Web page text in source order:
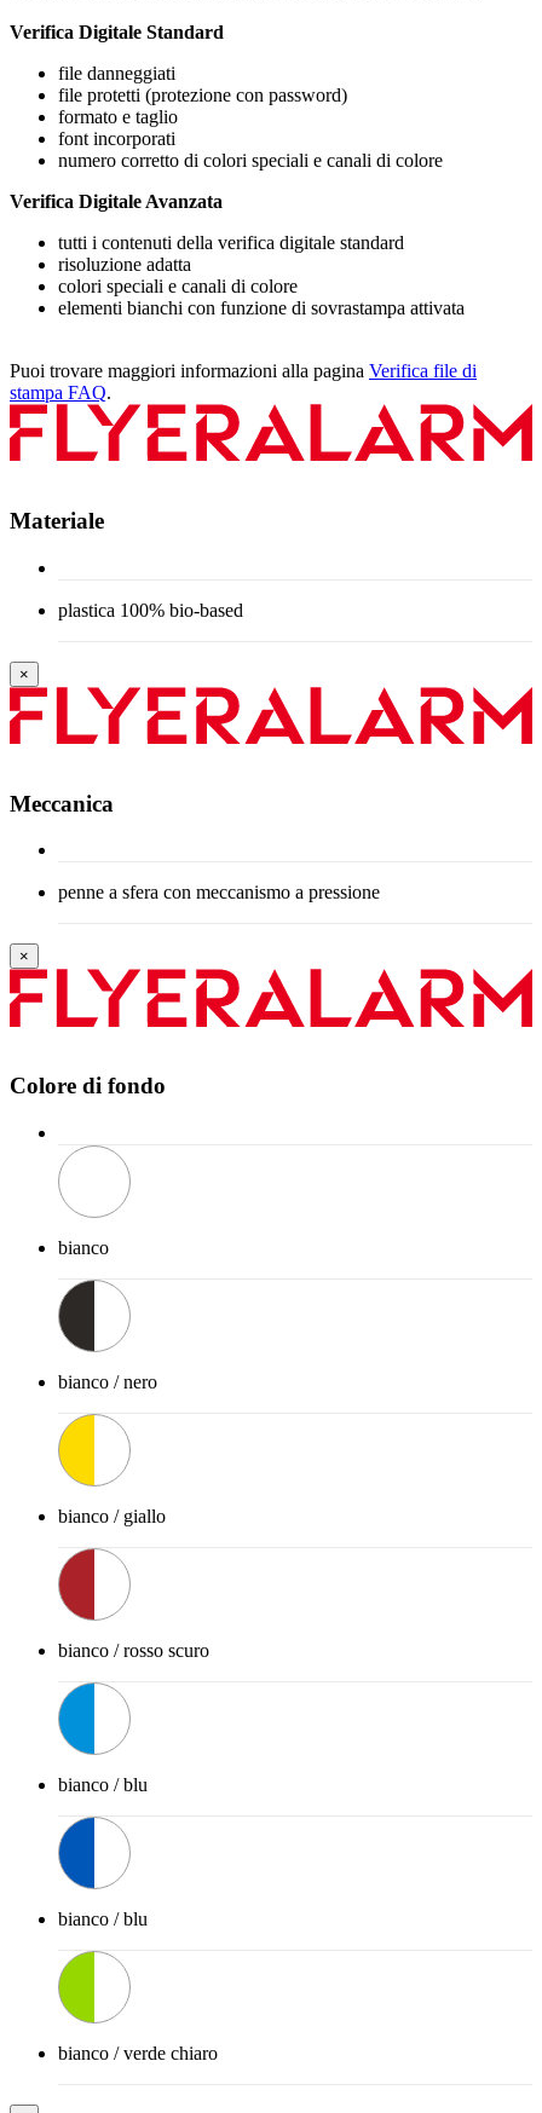
Verifica Digitale Standard
file danneggiati
file protetti (protezione con password)
formato e taglio
font incorporati
numero corretto di colori speciali e canali di colore
Verifica Digitale Avanzata
tutti i contenuti della verifica digitale standard
risoluzione adatta
colori speciali e canali di colore
elementi bianchi con funzione di sovrastampa attivata
Puoi trovare maggiori informazioni alla pagina Verifica file di
stampa FAQ.
Materiale
plastica 100% bio-based
×
Meccanica
penne a sfera con meccanismo a pressione
×
Colore di fondo
bianco
bianco / nero
bianco / giallo
bianco / rosso scuro
bianco / blu
bianco / blu
bianco / verde chiaro